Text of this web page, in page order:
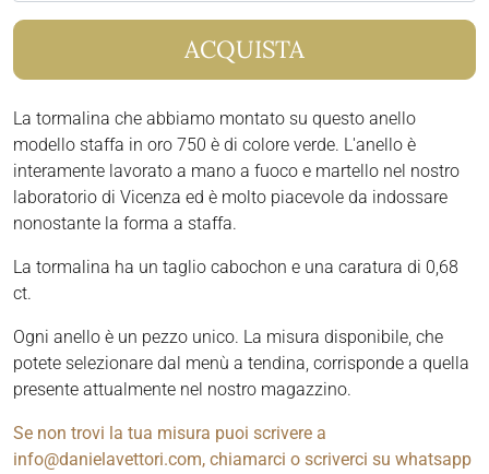
ACQUISTA
La tormalina che abbiamo montato su questo anello
modello staffa in oro 750 è di colore verde. L'anello è
interamente lavorato a mano a fuoco e martello nel nostro
laboratorio di Vicenza ed è molto piacevole da indossare
nonostante la forma a staffa.
La tormalina ha un taglio cabochon e una caratura di 0,68
ct.
Ogni anello è un pezzo unico. La misura disponibile, che
potete selezionare dal menù a tendina, corrisponde a quella
presente attualmente nel nostro magazzino.
Se non trovi la tua misura puoi scrivere a
info@danielavettori.com, chiamarci o scriverci su whatsapp